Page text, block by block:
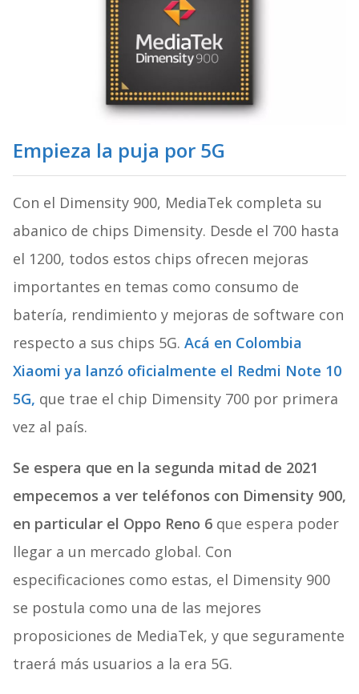
Empieza la puja por 5G
Con el Dimensity 900, MediaTek completa su
abanico de chips Dimensity. Desde el 700 hasta
el 1200, todos estos chips ofrecen mejoras
importantes en temas como consumo de
batería, rendimiento y mejoras de software con
respecto a sus chips 5G. Acá en Colombia
Xiaomi ya lanzó oficialmente el Redmi Note 10
5G, que trae el chip Dimensity 700 por primera
vez al país.
Se espera que en la segunda mitad de 2021
empecemos a ver teléfonos con Dimensity 900,
en particular el Oppo Reno 6que espera poder
llegar a un mercado global. Con
especificaciones como estas, el Dimensity 900
se postula como una de las mejores
proposiciones de MediaTek, y que seguramente
traerá más usuarios a la era 5G.